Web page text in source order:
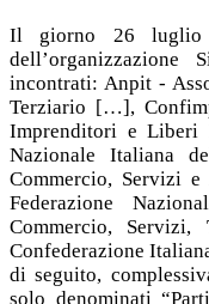
Il giorno 26 luglio
dell’organizzazione
incontrati: Anpit -
Terziario […],
Imprenditori e
Nazionale Italiana
Commercio, Servizi
Federazione
Commercio,
Confederazione
di seguito,
solo denominati